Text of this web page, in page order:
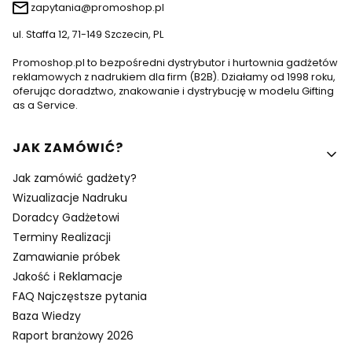
zapytania@promoshop.pl
ul. Staffa 12, 71-149 Szczecin, PL
Promoshop.pl to bezpośredni dystrybutor i hurtownia gadżetów
reklamowych z nadrukiem dla firm (B2B). Działamy od 1998 roku,
oferując doradztwo, znakowanie i dystrybucję w modelu Gifting
as a Service.
Linki w stopce
JAK ZAMÓWIĆ?
Jak zamówić gadżety?
Wizualizacje Nadruku
Doradcy Gadżetowi
Terminy Realizacji
Zamawianie próbek
Jakość i Reklamacje
FAQ Najczęstsze pytania
Baza Wiedzy
Raport branżowy 2026